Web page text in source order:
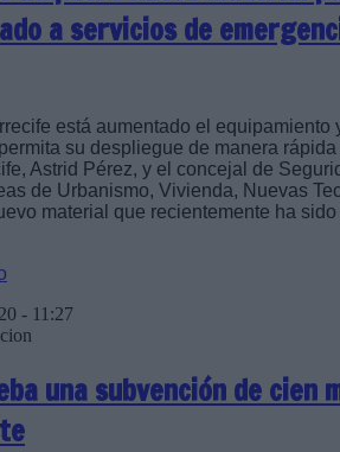
a servicios de
está aumentado el
su despliegue de manera
Astrid Pérez, y el concejal de
de Urbanismo, Vivienda, Nuevas
material que recientemente ha
- 11:27
una subvención de cien